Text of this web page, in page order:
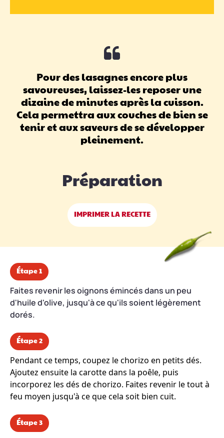
Pour des lasagnes encore plus
savoureuses, laissez-les reposer une
dizaine de minutes après la cuisson.
Cela permettra aux couches de bien se
tenir et aux saveurs de se développer
pleinement.
Préparation
IMPRIMER LA RECETTE
Étape 1
Faites revenir les oignons émincés dans un peu
d'huile d'olive, jusqu'à ce qu'ils soient légèrement
dorés.
Étape 2
Pendant ce temps, coupez le chorizo en petits dés.
Ajoutez ensuite la carotte dans la poêle, puis
incorporez les dés de chorizo. Faites revenir le tout à
feu moyen jusqu'à ce que cela soit bien cuit.
Étape 3